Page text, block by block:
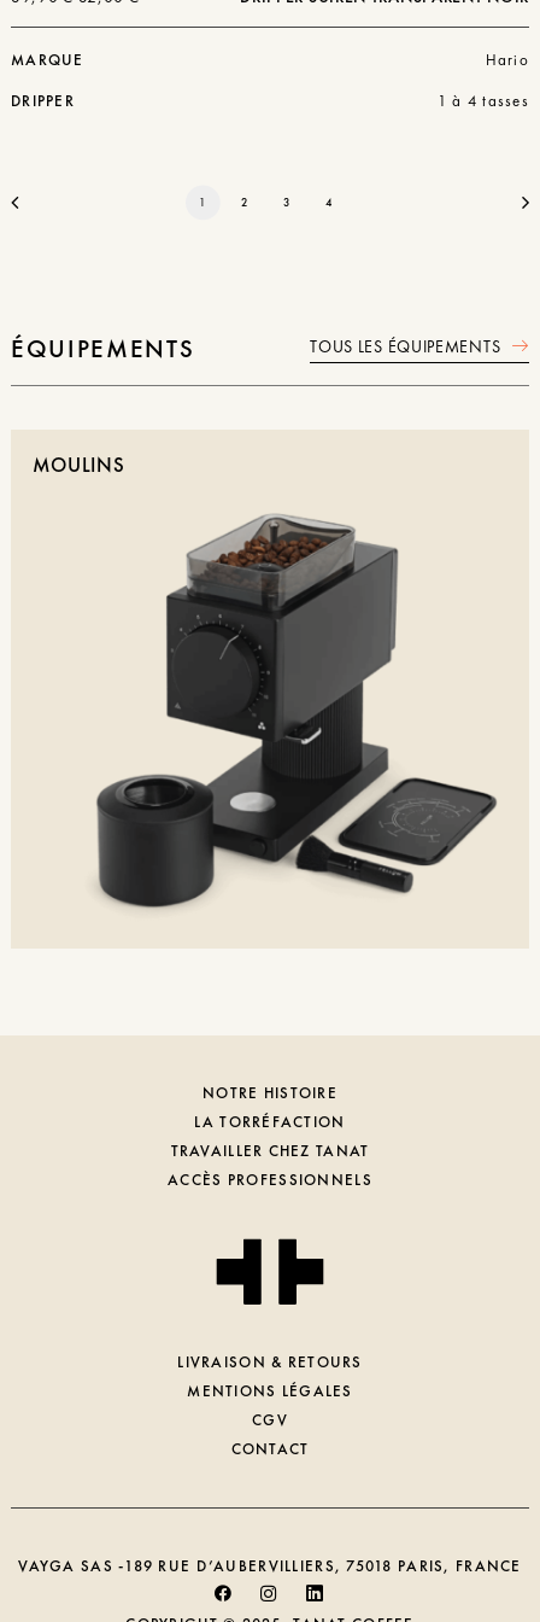
initial
était :
39,90 €.
actuel
MARQUE
Hario
DRIPPER
1 à 4 tasses
1 2 3 4
ÉQUIPEMENTS TOUS LES ÉQUIPEMENTS
MOULINS
NOTRE HISTOIRE
LA TORRÉFACTION
TRAVAILLER CHEZ TANAT
ACCÈS PROFESSIONNELS
LIVRAISON & RETOURS
MENTIONS LÉGALES
CGV
CONTACT
VAYGA SAS -189 RUE D’AUBERVILLIERS, 75018 PARIS, FRANCE